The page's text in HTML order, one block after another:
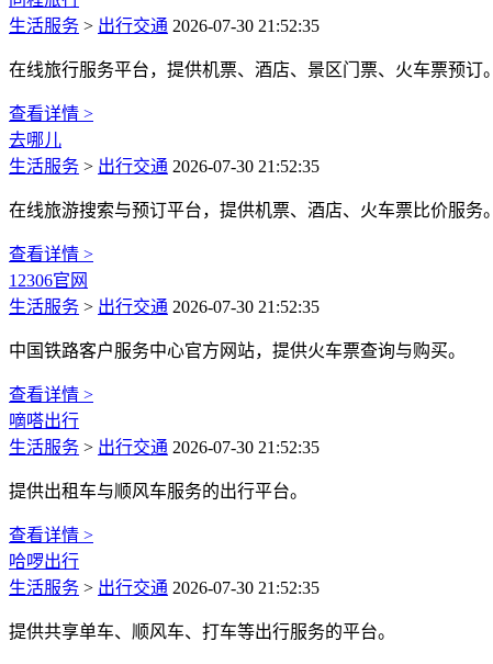
生活服务 > 出行交通 2026-07-30 21:52:35
在线旅行服务平台，提供机票、酒店、景区门票、火车票预订。
查看详情 >
去哪儿
生活服务 > 出行交通 2026-07-30 21:52:35
在线旅游搜索与预订平台，提供机票、酒店、火车票比价服务。
查看详情 >
12306官网
生活服务 > 出行交通 2026-07-30 21:52:35
中国铁路客户服务中心官方网站，提供火车票查询与购买。
查看详情 >
嘀嗒出行
生活服务 > 出行交通 2026-07-30 21:52:35
提供出租车与顺风车服务的出行平台。
查看详情 >
哈啰出行
生活服务 > 出行交通 2026-07-30 21:52:35
提供共享单车、顺风车、打车等出行服务的平台。